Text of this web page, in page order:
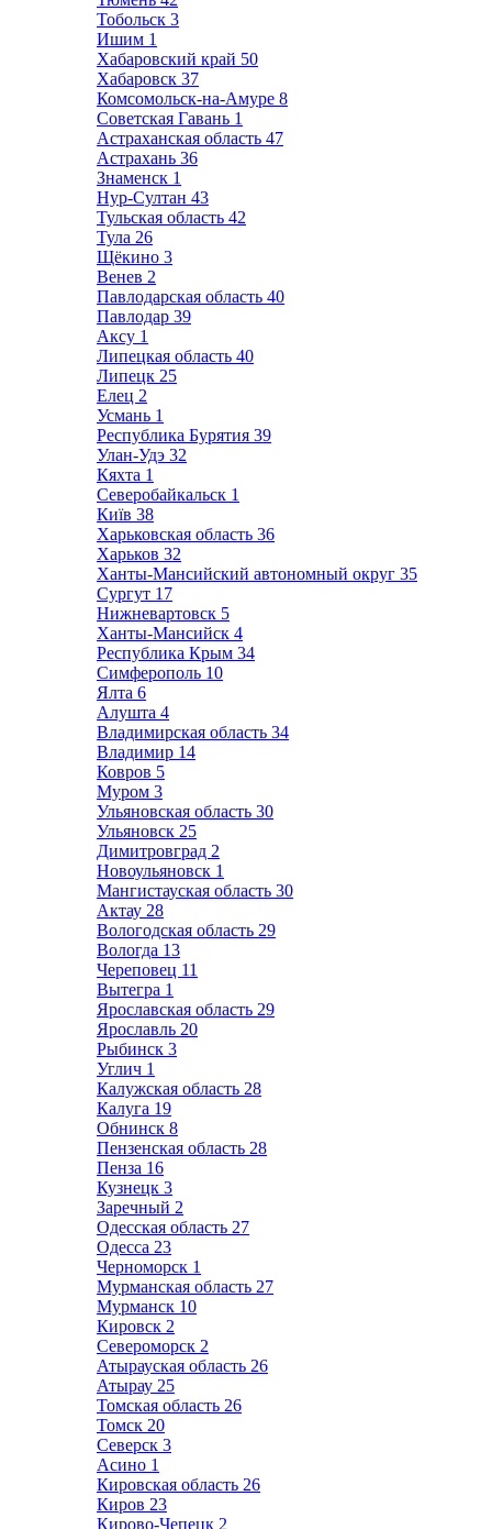
Тобольск 3
Ишим 1
Хабаровский край 50
Хабаровск 37
Комсомольск-на-Амуре 8
Советская Гавань 1
Астраханская область 47
Астрахань 36
Знаменск 1
Нур-Султан 43
Тульская область 42
Тула 26
Щёкино 3
Венев 2
Павлодарская область 40
Павлодар 39
Аксу 1
Липецкая область 40
Липецк 25
Елец 2
Усмань 1
Республика Бурятия 39
Улан-Удэ 32
Кяхта 1
Северобайкальск 1
Київ 38
Харьковская область 36
Харьков 32
Ханты-Мансийский автономный округ 35
Сургут 17
Нижневартовск 5
Ханты-Мансийск 4
Республика Крым 34
Симферополь 10
Ялта 6
Алушта 4
Владимирская область 34
Владимир 14
Ковров 5
Муром 3
Ульяновская область 30
Ульяновск 25
Димитровград 2
Новоульяновск 1
Мангистауская область 30
Актау 28
Вологодская область 29
Вологда 13
Череповец 11
Вытегра 1
Ярославская область 29
Ярославль 20
Рыбинск 3
Углич 1
Калужская область 28
Калуга 19
Обнинск 8
Пензенская область 28
Пенза 16
Кузнецк 3
Заречный 2
Одесская область 27
Одесса 23
Черноморск 1
Мурманская область 27
Мурманск 10
Кировск 2
Североморск 2
Атырауская область 26
Атырау 25
Томская область 26
Томск 20
Северск 3
Асино 1
Кировская область 26
Киров 23
Кирово-Чепецк 2